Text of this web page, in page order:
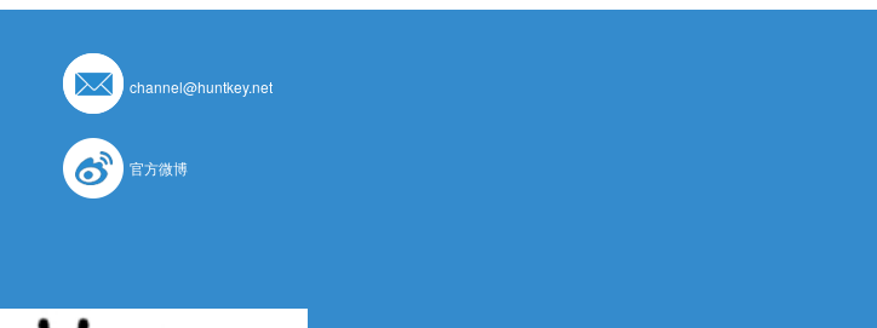
channel@huntkey.net
官方微博